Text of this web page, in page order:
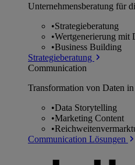
Unternehmens­beratung für
•Strategieberatung
•Wertgenerierung mit
•Business Building
Strategieberatung
Communication
Transformation von Daten
•Data Storytelling
•Marketing Content
•
Communication Lösungen